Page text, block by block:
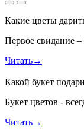
Какие цветы
Первое свидание –
Читать→
Какой букет
Букет цветов -
Читать→